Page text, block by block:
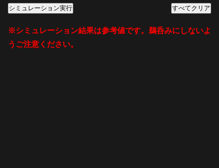
シミュレーション実行 すべてクリア
※シミュレーション結果は参考値です。鵜呑みにしないよ
うご注意ください。